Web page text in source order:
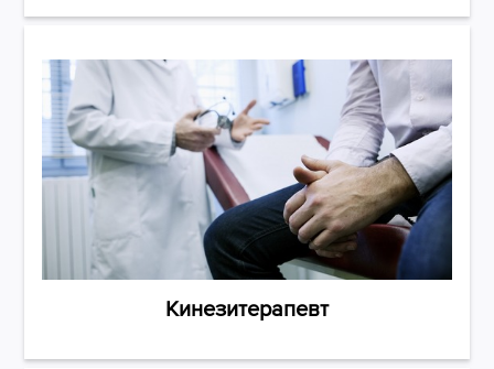
Кинезитерапевт